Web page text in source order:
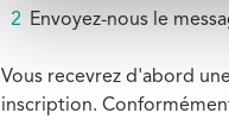
Envoyez-nous le
Vous recevrez d'abord
inscription.